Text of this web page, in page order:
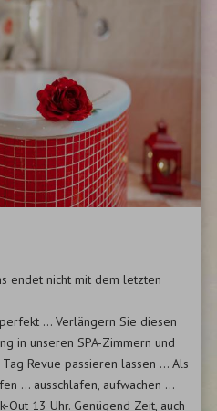
endet nicht mit dem letzten
... Verlängern Sie diesen
in unseren SPA-Zimmern und
Revue passieren lassen ... Als
... ausschlafen, aufwachen ...
Out 13 Uhr. Genügend Zeit, auch